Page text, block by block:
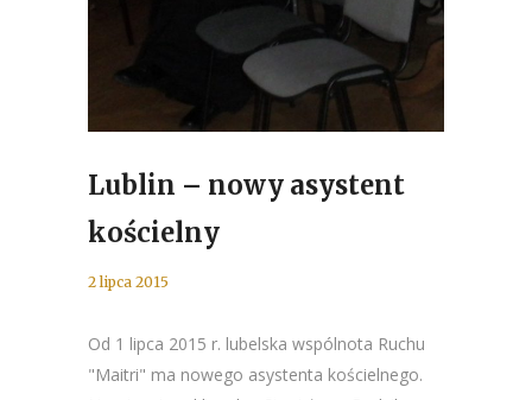
Lublin – nowy asystent
kościelny
2 lipca 2015
Od 1 lipca 2015 r. lubelska wspólnota Ruchu
"Maitri" ma nowego asystenta kościelnego.